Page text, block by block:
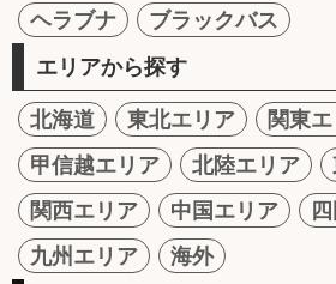
ヘラブナ
ブラックバス
エリアから探す
北海道 東北エリア
関東
甲信越エリア
北陸エリア
関西エリア
中国エリア
九州エリア
海外